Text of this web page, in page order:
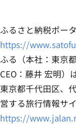
サステ
ふるさと納税ポー
https://
ふる（本社：東京
CEO：藤井 宏明）
東京都千代田区、
営する旅行情報サ
https://